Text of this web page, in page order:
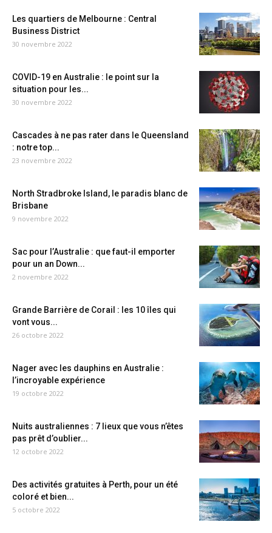
Les quartiers de Melbourne : Central
Business District
30 novembre 2022
COVID-19 en Australie : le point sur la
situation pour les...
30 novembre 2022
Cascades à ne pas rater dans le Queensland
: notre top...
23 novembre 2022
North Stradbroke Island, le paradis blanc de
Brisbane
9 novembre 2022
Sac pour l’Australie : que faut-il emporter
pour un an Down...
2 novembre 2022
Grande Barrière de Corail : les 10 îles qui
vont vous...
26 octobre 2022
Nager avec les dauphins en Australie :
l’incroyable expérience
19 octobre 2022
Nuits australiennes : 7 lieux que vous n’êtes
pas prêt d’oublier...
12 octobre 2022
Des activités gratuites à Perth, pour un été
coloré et bien...
5 octobre 2022